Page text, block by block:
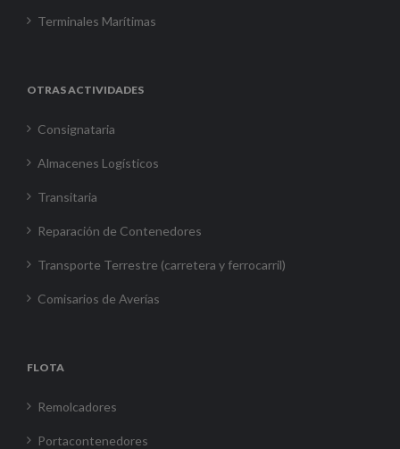
Terminales Marítimas
OTRAS ACTIVIDADES
Consignataria
Almacenes Logísticos
Transitaria
Reparación de Contenedores
Transporte Terrestre (carretera y ferrocarril)
Comisarios de Averías
FLOTA
Remolcadores
Portacontenedores